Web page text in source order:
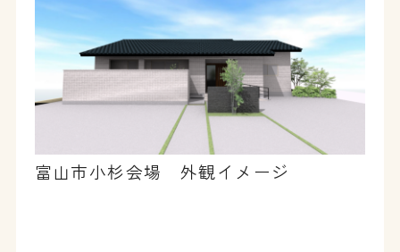
富山市小杉会場 外観イメージ